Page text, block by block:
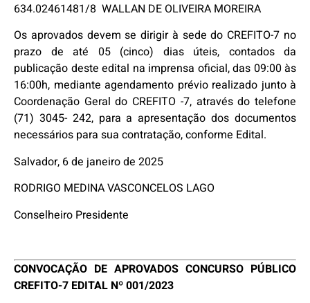
634.02461481/8 WALLAN DE OLIVEIRA MOREIRA
Os aprovados devem se dirigir à sede do CREFITO-7 no
prazo de até 05 (cinco) dias úteis, contados da
publicação deste edital na imprensa oficial, das 09:00 às
16:00h, mediante agendamento prévio realizado junto à
Coordenação Geral do CREFITO -7, através do telefone
(71) 3045- 242, para a apresentação dos documentos
necessários para sua contratação, conforme Edital.
Salvador, 6 de janeiro de 2025
RODRIGO MEDINA VASCONCELOS LAGO
Conselheiro Presidente
CONVOCAÇÃO DE APROVADOS CONCURSO PÚBLICO
CREFITO-7 EDITAL Nº 001/2023